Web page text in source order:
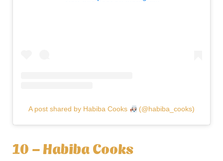
A post shared by Habiba Cooks (@habiba_cooks)
10 – Habiba Cooks